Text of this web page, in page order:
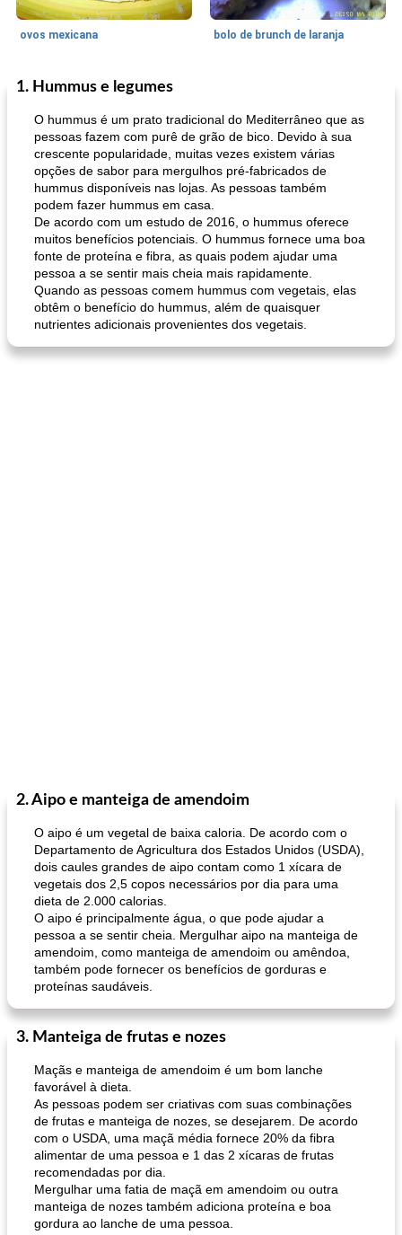
ovos mexicana bolo de brunch de laranja
130min
Pães De Fermento
pão plano (out)
1. Hummus e legumes
O hummus é um prato tradicional do Mediterrâneo que as
pessoas fazem com purê de grão de bico. Devido à sua
crescente popularidade, muitas vezes existem várias
opções de sabor para mergulhos pré-fabricados de
hummus disponíveis nas lojas. As pessoas também
podem fazer hummus em casa.
De acordo com um estudo de 2016, o hummus oferece
muitos benefícios potenciais. O hummus fornece uma boa
fonte de proteína e fibra, as quais podem ajudar uma
pessoa a se sentir mais cheia mais rapidamente.
Quando as pessoas comem hummus com vegetais, elas
obtêm o benefício do hummus, além de quaisquer
nutrientes adicionais provenientes dos vegetais.
2. Aipo e manteiga de amendoim
O aipo é um vegetal de baixa caloria. De acordo com o
Departamento de Agricultura dos Estados Unidos (USDA),
dois caules grandes de aipo contam como 1 xícara de
vegetais dos 2,5 copos necessários por dia para uma
dieta de 2.000 calorias.
O aipo é principalmente água, o que pode ajudar a
pessoa a se sentir cheia. Mergulhar aipo na manteiga de
amendoim, como manteiga de amendoim ou amêndoa,
também pode fornecer os benefícios de gorduras e
proteínas saudáveis.
3. Manteiga de frutas e nozes
Maçãs e manteiga de amendoim é um bom lanche
favorável à dieta.
As pessoas podem ser criativas com suas combinações
de frutas e manteiga de nozes, se desejarem. De acordo
com o USDA, uma maçã média fornece 20% da fibra
alimentar de uma pessoa e 1 das 2 xícaras de frutas
recomendadas por dia.
Mergulhar uma fatia de maçã em amendoim ou outra
manteiga de nozes também adiciona proteína e boa
gordura ao lanche de uma pessoa.